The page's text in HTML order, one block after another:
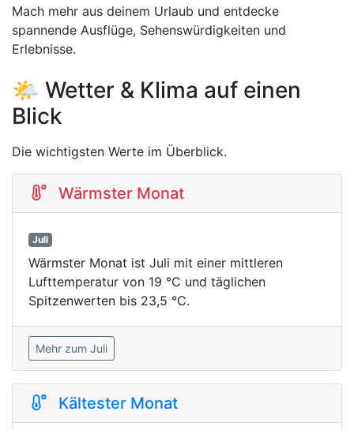
Mach mehr aus deinem Urlaub und entdecke
spannende Ausflüge, Sehenswürdigkeiten und
Erlebnisse.
🌤️ Wetter & Klima auf einen
Blick
Die wichtigsten Werte im Überblick.
Wärmster Monat
Juli
Wärmster Monat ist Juli mit einer mittleren
Lufttemperatur von 19 °C und täglichen
Spitzenwerten bis 23,5 °C.
Mehr zum Juli
Kältester Monat